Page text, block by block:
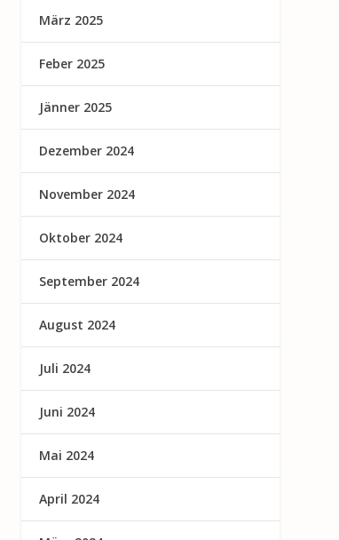
März 2025
Feber 2025
Jänner 2025
Dezember 2024
November 2024
Oktober 2024
September 2024
August 2024
Juli 2024
Juni 2024
Mai 2024
April 2024